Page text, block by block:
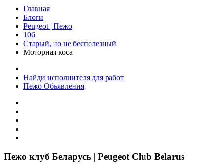
Главная
Блоги
Peugeot | Пежо
106
Старый, но не бесполезный
Моторная коса
Найди исполнителя для работ
Пежо Объявления
Пежо клуб Беларусь | Peugeot Club Belarus